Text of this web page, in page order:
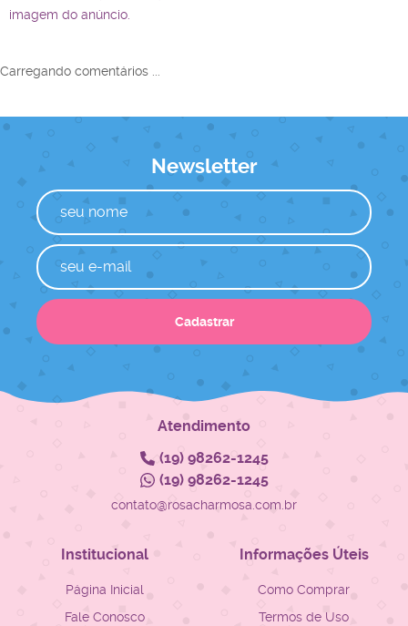
imagem do anúncio.
Carregando comentários ...
Newsletter
Cadastrar
Atendimento
(19)98262-1245
(19)98262-1245
contato@rosacharmosa.com.br
Institucional
Página Inicial
Fale Conosco
Informações Úteis
Como Comprar
Termos de Uso